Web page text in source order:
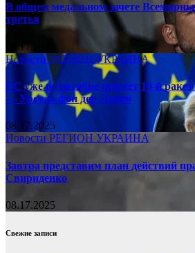
В общем медальном зачете
третья
08.17.2025
НовостиРЕГИОНУКРАИНА
ЕС уже в сентябре примет 19-й
— Урсула фон дер Ляйен
08.17.2025
Новости РЕГИОН УКРАИНА
Завтра представим план действий
Свириденко
08.17.2025
Свежие записи